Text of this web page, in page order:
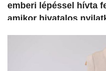
emberi lépéssel hívta
amikor hivatalos
elnöki rezidencia
gépjárművet. A döntés